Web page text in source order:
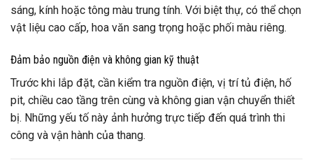
sáng, kính hoặc tông màu trung tính. Với biệt thự, có thể chọn
vật liệu cao cấp, hoa văn sang trọng hoặc phối màu riêng.
Đảm bảo nguồn điện và không gian kỹ thuật
Trước khi lắp đặt, cần kiểm tra nguồn điện, vị trí tủ điện, hố
pit, chiều cao tầng trên cùng và không gian vận chuyển thiết
bị. Những yếu tố này ảnh hưởng trực tiếp đến quá trình thi
công và vận hành của thang.